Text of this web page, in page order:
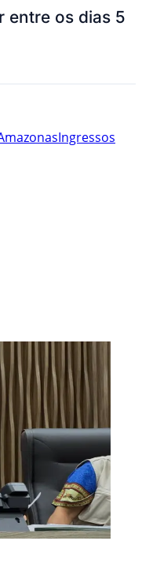
entre os dias 5
Ingressos